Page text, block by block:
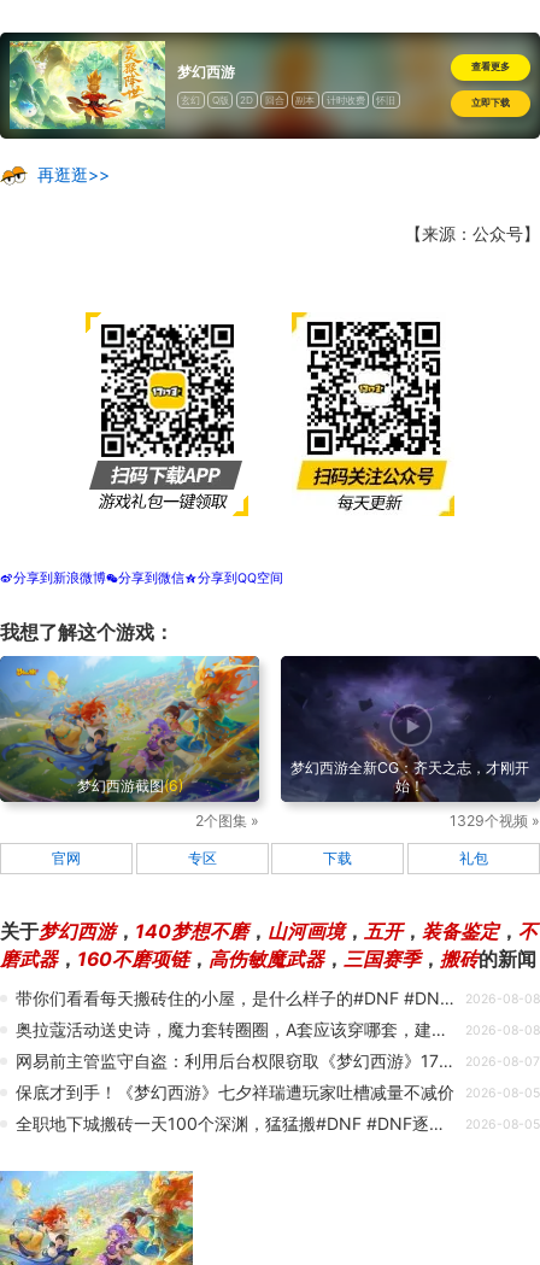
梦幻西游
玄幻 Q版 2D 回合 副本 计时收费 怀旧
查看更多
立即下载
再逛逛>>
【来源：公众号】
t分享到新浪微博w分享到微信z分享到QQ空间
我想了解这个游戏：
梦幻西游截图(6)
2个图集 »
梦幻西游全新CG：齐天之志，才刚开
始！
1329个视频 »
官网 专区 下载 礼包
关于梦幻西游， 140梦想不磨， 山河画境， 五开， 装备鉴定， 不
磨武器， 160不磨项链， 高伤敏魔武器， 三国赛季， 搬砖的新闻
带你们看看每天搬砖住的小屋，是什么样子的#DNF #DNF逐浪一夏 #dnf搬砖 2026-08-08
奥拉蔻活动送史诗，魔力套转圈圈，A套应该穿哪套，建议穿精灵还可以兼容全屏闪电#DNF #DNF逐浪一夏 #dnf搬砖 #地下城与勇士 2026-08-08
网易前主管监守自盗：利用后台权限窃取《梦幻西游》171 个闲置账号，牟利 173 万元获三年缓刑 2026-08-07
保底才到手！《梦幻西游》七夕祥瑞遭玩家吐槽减量不减价 2026-08-05
全职地下城搬砖一天100个深渊，猛猛搬#DNF #DNF逐浪一夏 2026-08-05